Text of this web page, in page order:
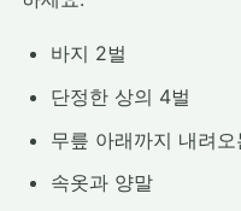
바지 2벌
단정한 상의 4벌
무릎 아래까지 내려
속옷과 양말